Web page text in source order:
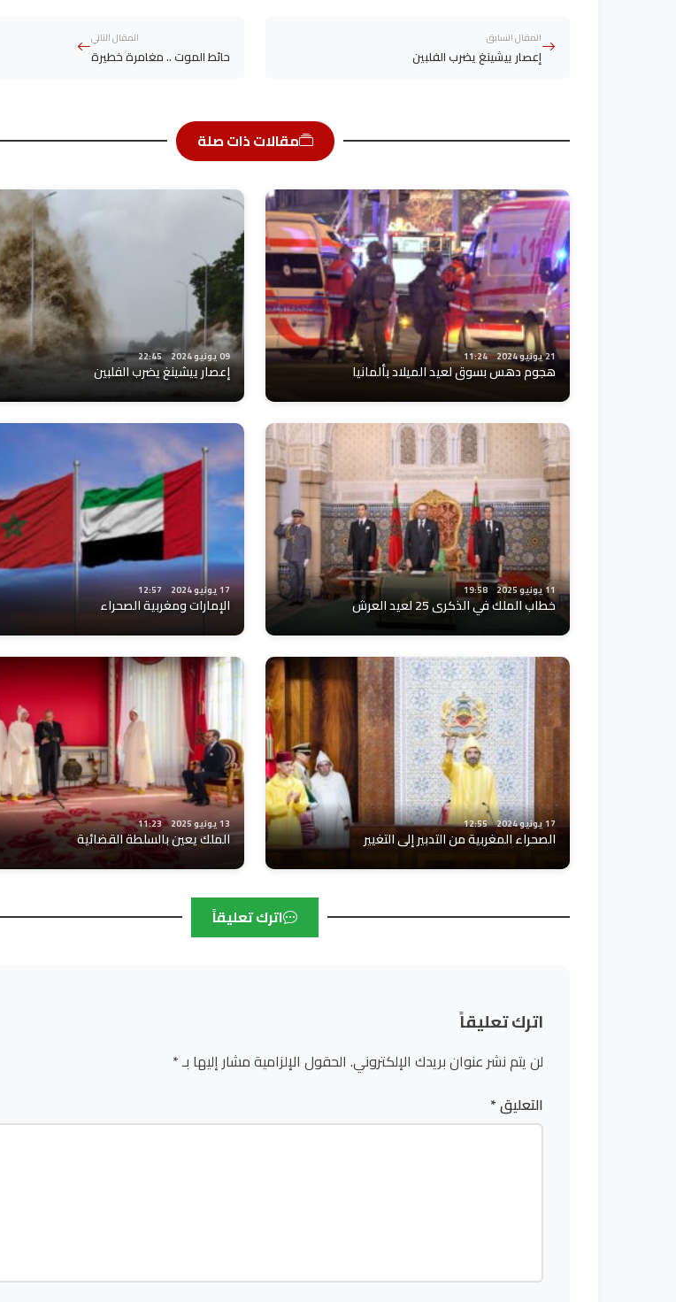
المقال السابق
إعصار ييشينغ يضرب الفلبين
المقال التالي
حائط الموت .. مغامرة خطيرة
مقالات ذات صلة
21 يونيو 2024 11:24
هجوم دهس بسوق لعيد الميلاد بألمانيا
09 يونيو 2024 22:45
إعصار ييشينغ يضرب الفلبين
11 يونيو 2025 19:58
خطاب الملك في الذكرى 25 لعيد العرش
17 يونيو 2024 12:57
الإمارات ومغربية الصحراء
17 يونيو 2024 12:55
الصحراء المغربية من التدبير إلى التغيير
13 يونيو 2025 11:23
الملك يعين بالسلطة القضائية
اترك تعليقاً
اترك تعليقاً
لن يتم نشر عنوان بريدك الإلكتروني. الحقول الإلزامية مشار إليها بـ*
التعليق*